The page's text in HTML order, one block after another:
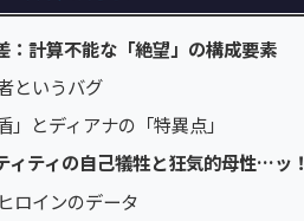
：計算不能な「絶望」の構成要素
というバグ
」とディアナの「特異点」
ィティの自己犠牲と狂気的母性…ッ！
ロインのデータ